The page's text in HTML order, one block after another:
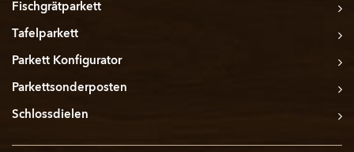
Fischgrätparkett
Tafelparkett
Parkett Konfigurator
Parkettsonderposten
Schlossdielen